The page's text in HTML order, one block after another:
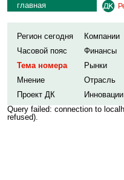
главная
Регион сегодня
Компании
Часовой пояс
Финансы
Тема номера
Рынки
Мнение
Отрасль
Проект ДК
Инновации
Query failed: connection to
refused).